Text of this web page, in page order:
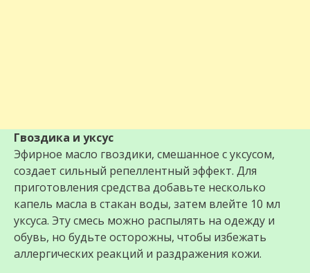
Гвоздика и уксус
Эфирное масло гвоздики, смешанное с уксусом,
создает сильный репеллентный эффект. Для
приготовления средства добавьте несколько
капель масла в стакан воды, затем влейте 10 мл
уксуса. Эту смесь можно распылять на одежду и
обувь, но будьте осторожны, чтобы избежать
аллергических реакций и раздражения кожи.